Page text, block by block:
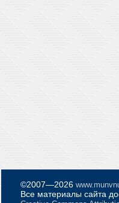
©2007—2026
Все материалы сайта